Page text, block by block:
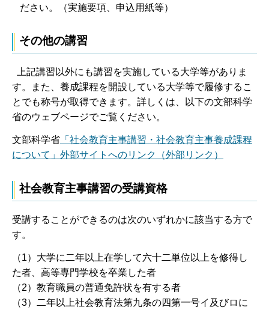
ださい。（実施要項、申込用紙等）
その他の講習
上記講習以外にも講習を実施している大学等がありま
す。また、養成課程を開設している大学等で履修するこ
とでも称号が取得できます。詳しくは、以下の文部科学
省のウェブページでご覧ください。
文部科学省 「社会教育主事講習・社会教育主事養成課程
について」外部サイトへのリンク（外部リンク）
社会教育主事講習の受講資格
受講することができるのは次のいずれかに該当する方で
す。
（1）大学に二年以上在学して六十二単位以上を修得し
た者、高等専門学校を卒業した者
（2）教育職員の普通免許状を有する者
（3）二年以上社会教育法第九条の四第一号イ及びロに